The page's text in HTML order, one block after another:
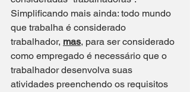
Simplificando mais ainda: todo mundo
que trabalha é considerado
trabalhador, mas, para ser considerado
como empregado é necessário que o
trabalhador desenvolva suas
atividades preenchendo os requisitos